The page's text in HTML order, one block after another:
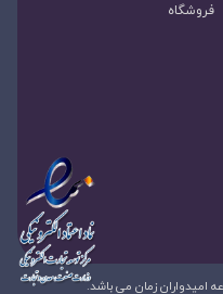
فروشگاه
زمان می باشد.